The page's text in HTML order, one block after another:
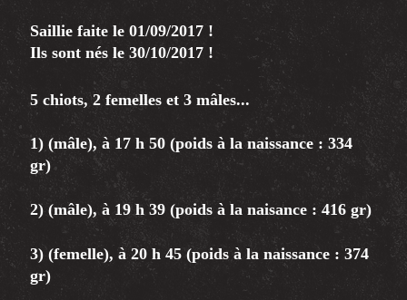
Saillie faite le 01/09/2017 !
Ils sont nés le 30/10/2017 !
5 chiots, 2 femelles et 3 mâles...
1) (mâle), à 17 h 50 (poids à la naissance : 334
gr)
2) (mâle), à 19 h 39 (poids à la naisance : 416 gr)
3) (femelle), à 20 h 45 (poids à la naissance : 374
gr)